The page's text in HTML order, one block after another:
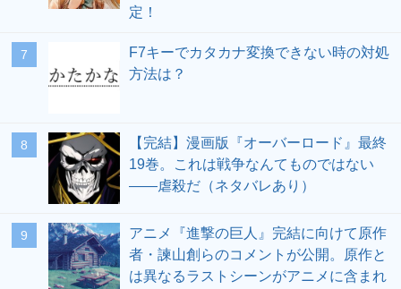
定！
F7キーでカタカナ変換できない時の対処
方法は？
【完結】漫画版『オーバーロード』最終
19巻。これは戦争なんてものではない
――虐殺だ（ネタバレあり）
アニメ『進撃の巨人』完結に向けて原作
者・諫山創らのコメントが公開。原作と
は異なるラストシーンがアニメに含まれ